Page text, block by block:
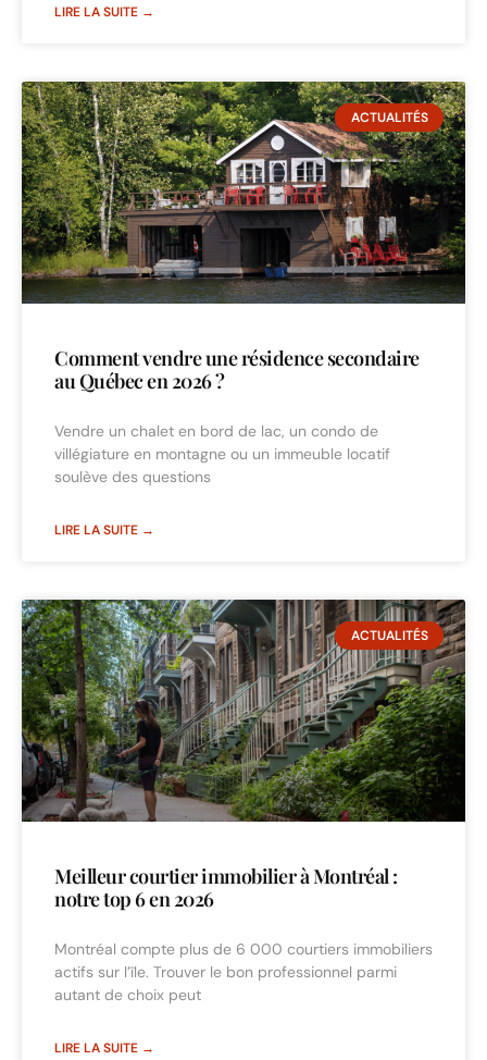
LIRE LA SUITE →
ACTUALITÉS
Comment vendre une résidence secondaire
au Québec en 2026 ?
Vendre un chalet en bord de lac, un condo de
villégiature en montagne ou un immeuble locatif
soulève des questions
LIRE LA SUITE →
ACTUALITÉS
Meilleur courtier immobilier à Montréal :
notre top 6 en 2026
Montréal compte plus de 6 000 courtiers immobiliers
actifs sur l’île. Trouver le bon professionnel parmi
autant de choix peut
LIRE LA SUITE →